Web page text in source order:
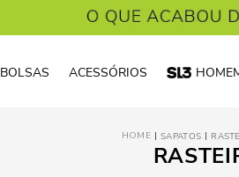
BOLSAS ACESSÓRIOS
SAPATOS